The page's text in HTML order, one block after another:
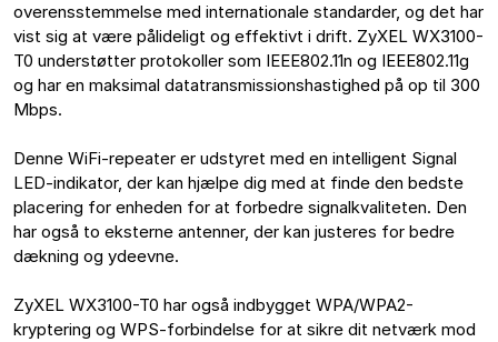
overensstemmelse med internationale standarder, og det har
vist sig at være pålideligt og effektivt i drift. ZyXEL WX3100-
T0 understøtter protokoller som IEEE802.11n og IEEE802.11g
og har en maksimal datatransmissionshastighed på op til 300
Mbps.
Denne WiFi-repeater er udstyret med en intelligent Signal
LED-indikator, der kan hjælpe dig med at finde den bedste
placering for enheden for at forbedre signalkvaliteten. Den
har også to eksterne antenner, der kan justeres for bedre
dækning og ydeevne.
ZyXEL WX3100-T0 har også indbygget WPA/WPA2-
kryptering og WPS-forbindelse for at sikre dit netværk mod